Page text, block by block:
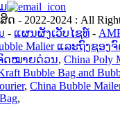
2022-2024 : All
- ແຜນຜັງເວັບໄຊທ໌ -
Malier ແລະຖົງຊອ
ດໝາຍດ່ວນ, China Poly
Bubble Bag and
, China Bubble
,